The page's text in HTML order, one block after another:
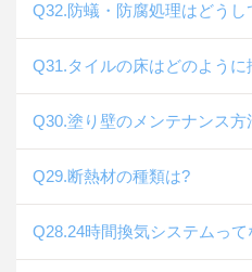
Q32.防蟻・防腐処理はどうし
Q31.タイルの床はどのよう
Q30.塗り壁のメンテナンス方
Q29.断熱材の種類は?
Q28.24時間換気システムって